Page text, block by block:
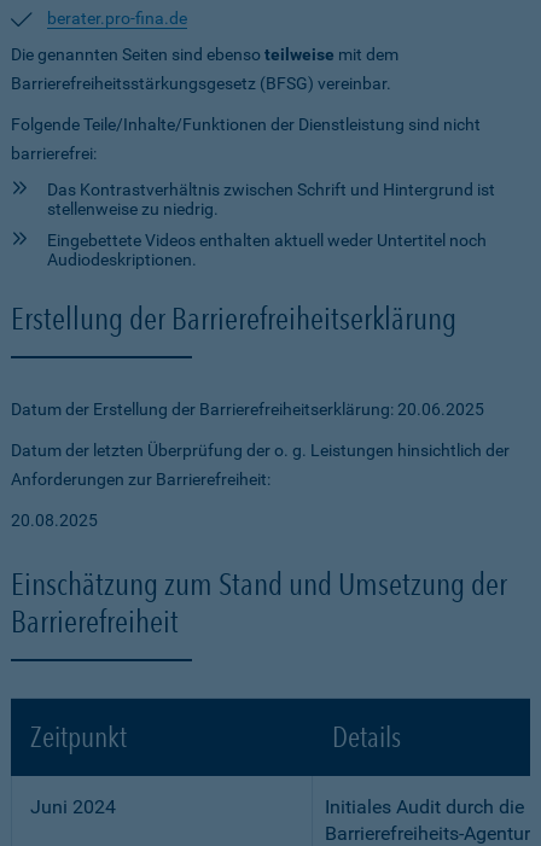
berater.pro-fina.de
Die genannten Seiten sind ebensoteilweise mit dem
Barrierefreiheitsstärkungsgesetz (BFSG) vereinbar.
Folgende Teile/Inhalte/Funktionen der Dienstleistung sind nicht
barrierefrei:
Das Kontrastverhältnis zwischen Schrift und Hintergrund ist
stellenweise zu niedrig.
Eingebettete Videos enthalten aktuell weder Untertitel noch
Audiodeskriptionen.
Erstellung der Barrierefreiheitserklärung
Datum der Erstellung der Barrierefreiheitserklärung: 20.06.2025
Datum der letzten Überprüfung der o. g. Leistungen hinsichtlich der
Anforderungen zur Barrierefreiheit:
20.08.2025
Einschätzung zum Stand und Umsetzung der
Barrierefreiheit
Zeitpunkt Details
Juni 2024
Initiales Audit durch die
Barrierefreiheits-Agentur